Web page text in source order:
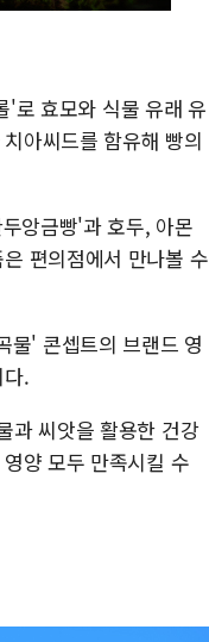
'로 효모와 식물 유래 유
아씨드를 함유해 빵의
앙금빵'과 호두, 아몬
편의점에서 만나볼 수
물' 콘셉트의 브랜드 영
.
과 씨앗을 활용한 건강
양 모두 만족시킬 수